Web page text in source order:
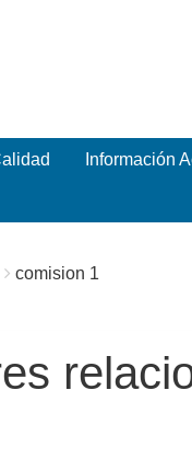
Información
comision 1